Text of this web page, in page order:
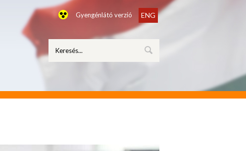
Gyengénlátó verzió ENG